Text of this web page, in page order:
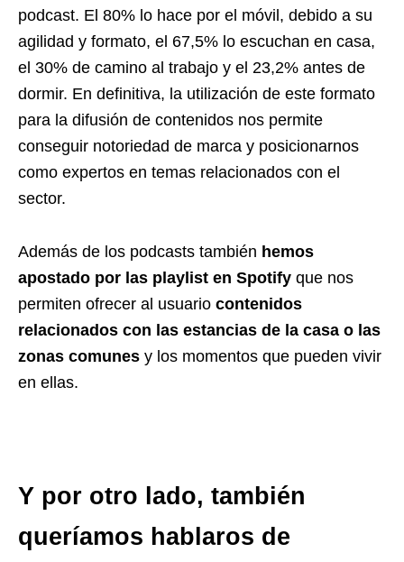
podcast. El 80% lo hace por el móvil, debido a su
agilidad y formato, el 67,5% lo escuchan en casa,
el 30% de camino al trabajo y el 23,2% antes de
dormir. En definitiva, la utilización de este formato
para la difusión de contenidos nos permite
conseguir notoriedad de marca y posicionarnos
como expertos en temas relacionados con el
sector.
Además de los podcasts también hemos
apostado por las playlist en Spotify que nos
permiten ofrecer al usuario contenidos
relacionados con las estancias de la casa o las
zonas comunes y los momentos que pueden vivir
en ellas.
Y por otro lado, también
queríamos hablaros de